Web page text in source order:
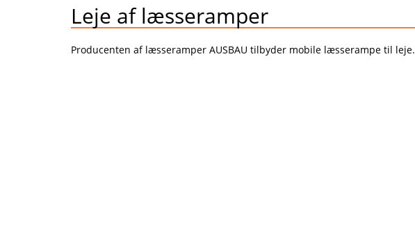
Leje af læsseramper
Producenten af læsseramper AUSBAU tilbyder mobile læsserampe til leje.